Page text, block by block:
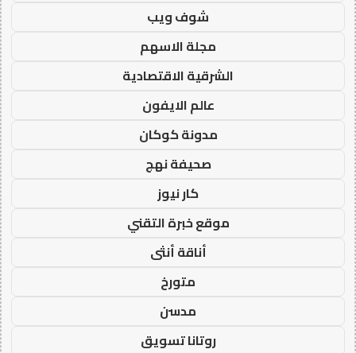
شوف ويب
مجلة الاسهم
الشرقية الاقتصادية
عالم الايفون
مدونة كوكان
صحيفة نهج
كار نيوز
موقع خبرة التقني
أناقة أنثى
متورخ
مدسن
روتانا تسويق